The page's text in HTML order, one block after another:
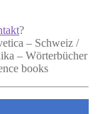
?
– Schweiz /
– Wörterbücher
books